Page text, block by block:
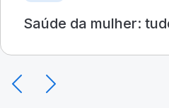
Saúde da mulher: